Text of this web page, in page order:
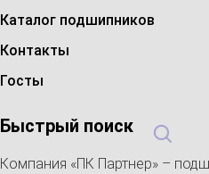
Каталог подшипников
Контакты
Госты
Быстрый поиск
Компания «ПК Партнер» –